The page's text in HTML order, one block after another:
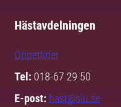
Hästavdelningen
Öppettider
Tel: 018-67 29 50
E-post: hast@slu.se